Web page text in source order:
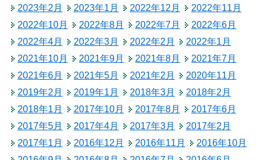
2023年2月
2023年1月 2022年12月
2022年11月
2022年10月
2022年8月 2022年7月
2022年6月
2022年4月
2022年3月 2022年2月
2022年1月
2021年10月
2021年9月 2021年8月
2021年7月
2021年6月
2021年5月 2021年2月
2020年11月
2019年2月
2019年1月 2018年3月
2018年2月
2018年1月
2017年10月 2017年8月
2017年6月
2017年5月
2017年4月 2017年3月
2017年2月
2017年1月
2016年12月 2016年11月
2016年10月